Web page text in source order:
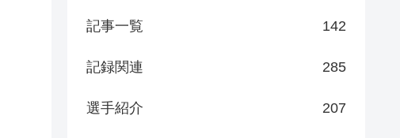
記事一覧 142
記録関連 285
選手紹介 207